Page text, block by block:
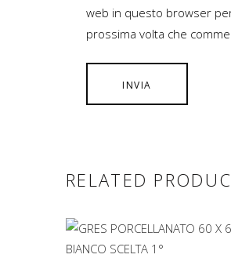
web in questo browser
prossima volta che
RELATED